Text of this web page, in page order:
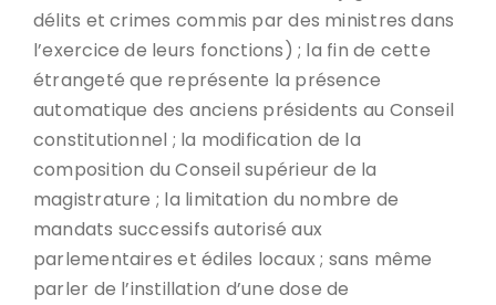
délits et crimes commis par des ministres dans
l’exercice de leurs fonctions) ; la fin de cette
étrangeté que représente la présence
automatique des anciens présidents au Conseil
constitutionnel ; la modification de la
composition du Conseil supérieur de la
magistrature ; la limitation du nombre de
mandats successifs autorisé aux
parlementaires et édiles locaux ; sans même
parler de l’instillation d’une dose de